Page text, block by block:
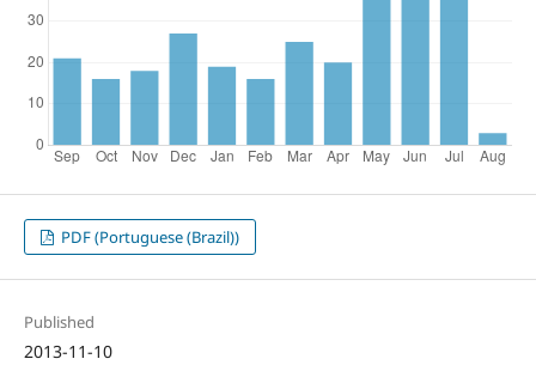
PDF (Portuguese (Brazil))
Published
2013-11-10